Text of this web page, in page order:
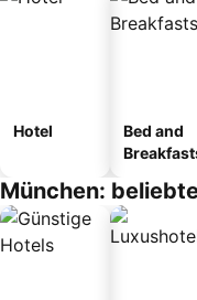
Hotel
Bed and
München: